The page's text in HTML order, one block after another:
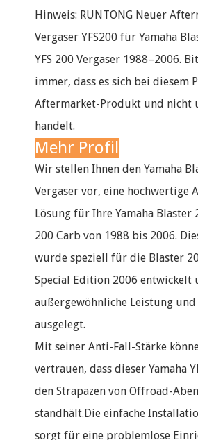
Hinweis: RUNTONG Neuer
Vergaser YFS200 für Yamaha
YFS 200 Vergaser 1988–2006.
immer, dass es sich bei diesem
Aftermarket-Produkt und nicht
handelt.
Mehr Profil
Wir stellen Ihnen den Yamaha
Vergaser vor, eine hochwertige
Lösung für Ihre Yamaha Blaster
200 Carb von 1988 bis 2006.
wurde speziell für die Blaster
Special Edition 2006 entwickelt
außergewöhnliche Leistung
ausgelegt.
Mit seiner Anti-Fall-Stärke
vertrauen, dass dieser Yamaha
den Strapazen von Offroad-
standhält.Die einfache
sorgt für eine problemlose